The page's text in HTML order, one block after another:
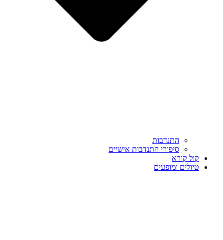
התנדבות
סיפורי התנדבות אישיים
קול קורא
טיולים ומופעים